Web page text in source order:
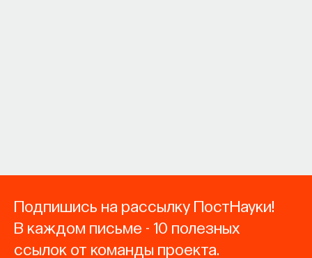
Подпишись на рассылку ПостНауки!
В каждом письме - 10 полезных
ссылок от команды проекта.